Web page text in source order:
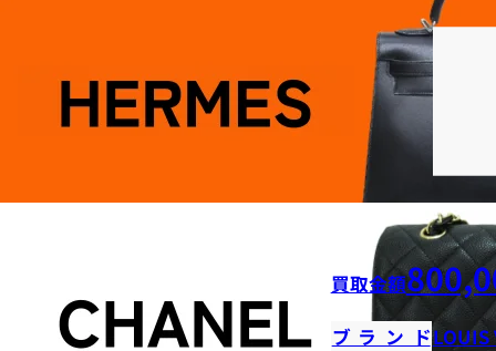
買取金額
ブランドLOUIS